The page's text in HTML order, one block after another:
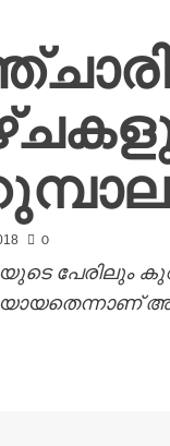
0
പേരിലും